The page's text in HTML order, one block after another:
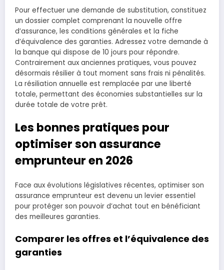
Pour effectuer une demande de substitution, constituez
un dossier complet comprenant la nouvelle offre
d’assurance, les conditions générales et la fiche
d’équivalence des garanties. Adressez votre demande à
la banque qui dispose de 10 jours pour répondre.
Contrairement aux anciennes pratiques, vous pouvez
désormais résilier à tout moment sans frais ni pénalités.
La résiliation annuelle est remplacée par une liberté
totale, permettant des économies substantielles sur la
durée totale de votre prêt.
Les bonnes pratiques pour
optimiser son assurance
emprunteur en 2026
Face aux évolutions législatives récentes, optimiser son
assurance emprunteur est devenu un levier essentiel
pour protéger son pouvoir d’achat tout en bénéficiant
des meilleures garanties.
Comparer les offres et l’équivalence des
garanties